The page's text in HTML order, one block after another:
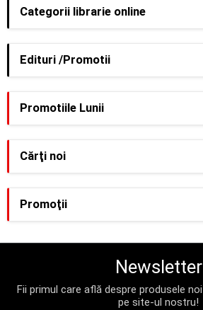
Categorii librarie online
Edituri /Promotii
Promotiile Lunii
Cărţi noi
Promoţii
Newsletter
Fii primul care află despre produsele
pe site-ul nostru!